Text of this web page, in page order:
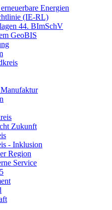
Energien
(IE-RL)
44. BImSchV
GeoBIS
Zukunft
- Inklusion
Region
Service